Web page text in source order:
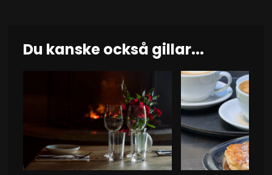
Du kanske också gillar...